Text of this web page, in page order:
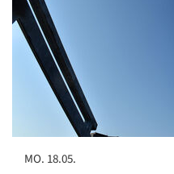
MO. 18.05.